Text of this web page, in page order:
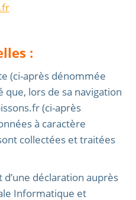
:
(ci-après dénommée
lors de sa navigation
(ci-après
à caractère
collectées et traitées
déclaration auprès
Informatique et